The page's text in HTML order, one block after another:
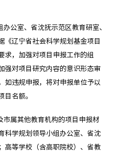
公室、省沈抚示范区教育研室、
《辽宁省社会科学规划基金项目
求，加强对项目申报工作的组
强对项目研究内容的意识形态审
如违规申报，将对申报单位予以
目名额。
市属其他教育机构的项目申报材
科学规划领导小组办公室、省沈
高等学校（含高职院校）、省教